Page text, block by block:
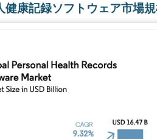
健康記録ソフトウェア市場